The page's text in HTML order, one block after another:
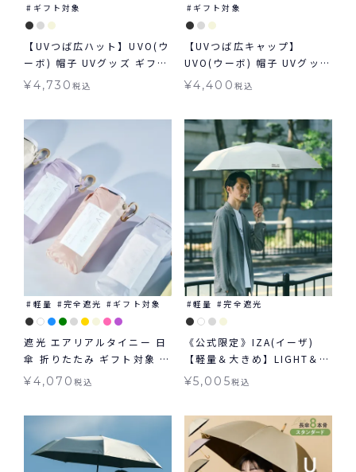
ギフト対象
【UVつば広ハット】UVO(ウ
ーボ) 帽子 UVグッズ ギフト
対象 ≪送料無料≫
¥4,730税込
ギフト対象
【UVつば広キャップ】
UVO(ウーボ) 帽子 UVグッズ
¥4,400 税込
軽量 完全遮光 ギフト対象
遮光 エアリアルタイニー 日
傘 折りたたみ ギフト対象 晴
雨兼用 Wpc.
¥4,070税込
軽量 完全遮光
《公式限定》IZA(イーザ)
【軽量＆大きめ】LIGHT＆
LARGE ライト&ラージ 日傘
¥5,005税込